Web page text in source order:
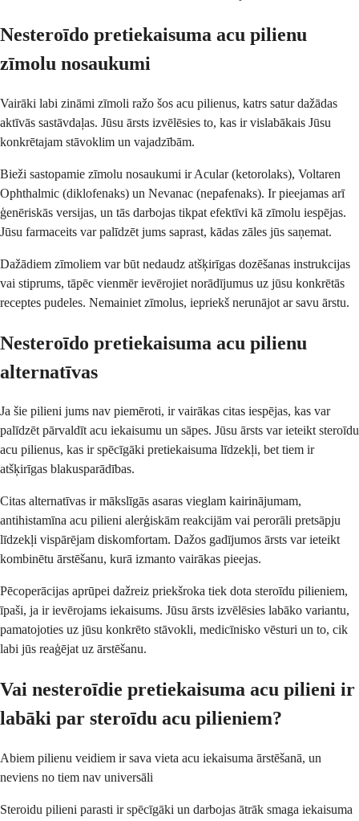
Nesteroīdo pretiekaisuma acu pilienu
zīmolu nosaukumi
Vairāki labi zināmi zīmoli ražo šos acu pilienus, katrs satur dažādas
aktīvās sastāvdaļas. Jūsu ārsts izvēlēsies to, kas ir vislabākais Jūsu
konkrētajam stāvoklim un vajadzībām.
Bieži sastopamie zīmolu nosaukumi ir Acular (ketorolaks), Voltaren
Ophthalmic (diklofenaks) un Nevanac (nepafenaks). Ir pieejamas arī
ģenēriskās versijas, un tās darbojas tikpat efektīvi kā zīmolu iespējas.
Jūsu farmaceits var palīdzēt jums saprast, kādas zāles jūs saņemat.
Dažādiem zīmoliem var būt nedaudz atšķirīgas dozēšanas instrukcijas
vai stiprums, tāpēc vienmēr ievērojiet norādījumus uz jūsu konkrētās
receptes pudeles. Nemainiet zīmolus, iepriekš nerunājot ar savu ārstu.
Nesteroīdo pretiekaisuma acu pilienu
alternatīvas
Ja šie pilieni jums nav piemēroti, ir vairākas citas iespējas, kas var
palīdzēt pārvaldīt acu iekaisumu un sāpes. Jūsu ārsts var ieteikt steroīdu
acu pilienus, kas ir spēcīgāki pretiekaisuma līdzekļi, bet tiem ir
atšķirīgas blakusparādības.
Citas alternatīvas ir mākslīgās asaras vieglam kairinājumam,
antihistamīna acu pilieni alerģiskām reakcijām vai perorāli pretsāpju
līdzekļi vispārējam diskomfortam. Dažos gadījumos ārsts var ieteikt
kombinētu ārstēšanu, kurā izmanto vairākas pieejas.
Pēcoperācijas aprūpei dažreiz priekšroka tiek dota steroīdu pilieniem,
īpaši, ja ir ievērojams iekaisums. Jūsu ārsts izvēlēsies labāko variantu,
pamatojoties uz jūsu konkrēto stāvokli, medicīnisko vēsturi un to, cik
labi jūs reaģējat uz ārstēšanu.
Vai nesteroīdie pretiekaisuma acu pilieni ir
labāki par steroīdu acu pilieniem?
Abiem pilienu veidiem ir sava vieta acu iekaisuma ārstēšanā, un
neviens no tiem nav universāli
Steroidu pilieni parasti ir spēcīgāki un darbojas ātrāk smaga iekaisuma